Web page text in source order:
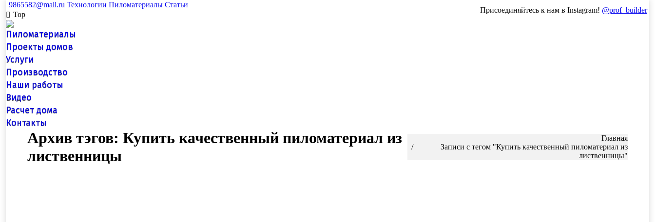
9865582@mail.ru Технологии Пиломатериалы Статьи
Top
Присоединяйтесь к нам в Instagram! @prof_builder
Пиломатериалы
Проекты домов
Услуги
Производство
Наши работы
Видео
Расчет дома
Контакты
Архив тэгов: Купить качественный пиломатериал из
лиственницы
Главная
Записи с тегом "Купить качественный пиломатериал из
лиственницы"